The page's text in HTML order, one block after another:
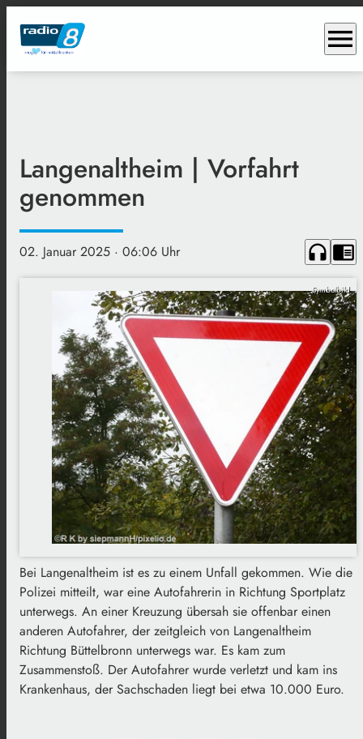
menu
Langenaltheim | Vorfahrt
genommen
02. Januar 2025 · 06:06 Uhr headphones chrome_reader_mode
Symbolbild
Bei Langenaltheim ist es zu einem Unfall gekommen. Wie die
Polizei mitteilt, war eine Autofahrerin in Richtung Sportplatz
unterwegs. An einer Kreuzung übersah sie offenbar einen
anderen Autofahrer, der zeitgleich von Langenaltheim
Richtung Büttelbronn unterwegs war. Es kam zum
Zusammenstoß. Der Autofahrer wurde verletzt und kam ins
Krankenhaus, der Sachschaden liegt bei etwa 10.000 Euro.